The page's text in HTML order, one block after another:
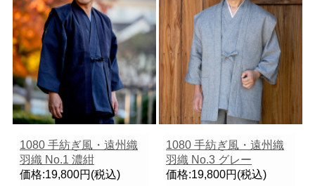
1080 手紡ぎ風・遠州織
羽織 No.1 濃紺
価格:19,800円(税込)
1080 手紡ぎ風・遠州織
羽織 No.3 グレー
価格:19,800円(税込)